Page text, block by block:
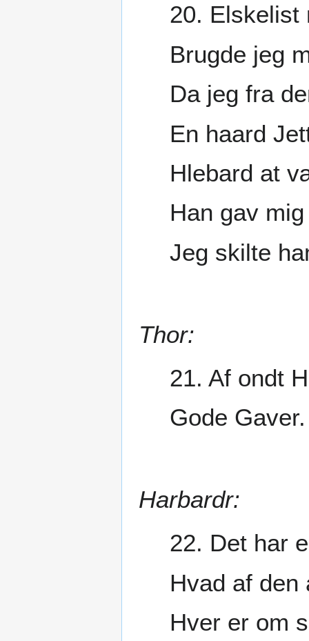
20. Elskelist
Brugde jeg
Da jeg fra
En haard
Hlebard at
Han gav
Jeg skilte
Thor:
21. Af ondt
Gode Gaver.
Harbardr:
22. Det har
Hvad af den
Hver er om